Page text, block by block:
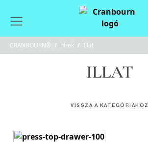
CRANBOURN® / hírek / Illat
ILLAT
VISSZA A KATEGÓRIÁHOZ